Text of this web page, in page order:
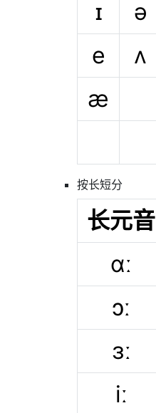
ɪ ə
e
ʌ
æ
按长短分
长元音
ɑː
ɔː
ɜː
iː